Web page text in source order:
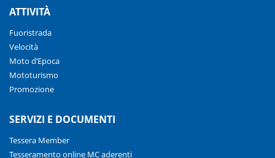
ATTIVITÀ
Fuoristrada
Velocità
Moto d’Epoca
Mototurismo
Promozione
SERVIZI E DOCUMENTI
Tessera Member
Tesseramento online MC aderenti